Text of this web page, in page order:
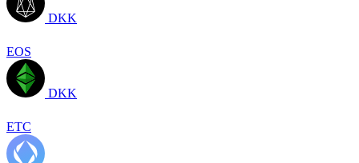
DKK
EOS
DKK
ETC